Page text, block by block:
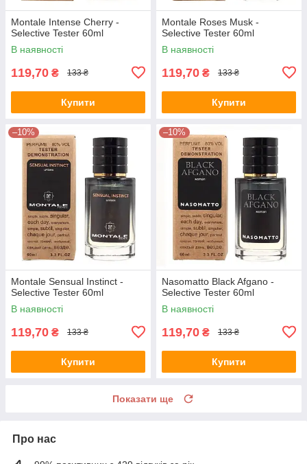
Montale Intense Cherry -
Selective Tester 60ml
В наявності
119,70 ₴ 133 ₴
Купити
Montale Roses Musk -
Selective Tester 60ml
В наявності
119,70 ₴ 133 ₴
Купити
–10%
Montale Sensual Instinct -
Selective Tester 60ml
В наявності
119,70 ₴ 133 ₴
Купити
–10%
Nasomatto Black Afgano -
Selective Tester 60ml
В наявності
119,70 ₴ 133 ₴
Купити
Показати ще
Про нас